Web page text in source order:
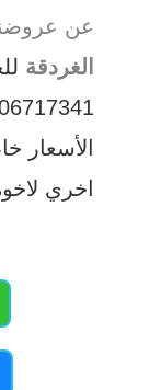
عن
الغردقة
01123346168
الأسعار
اخري